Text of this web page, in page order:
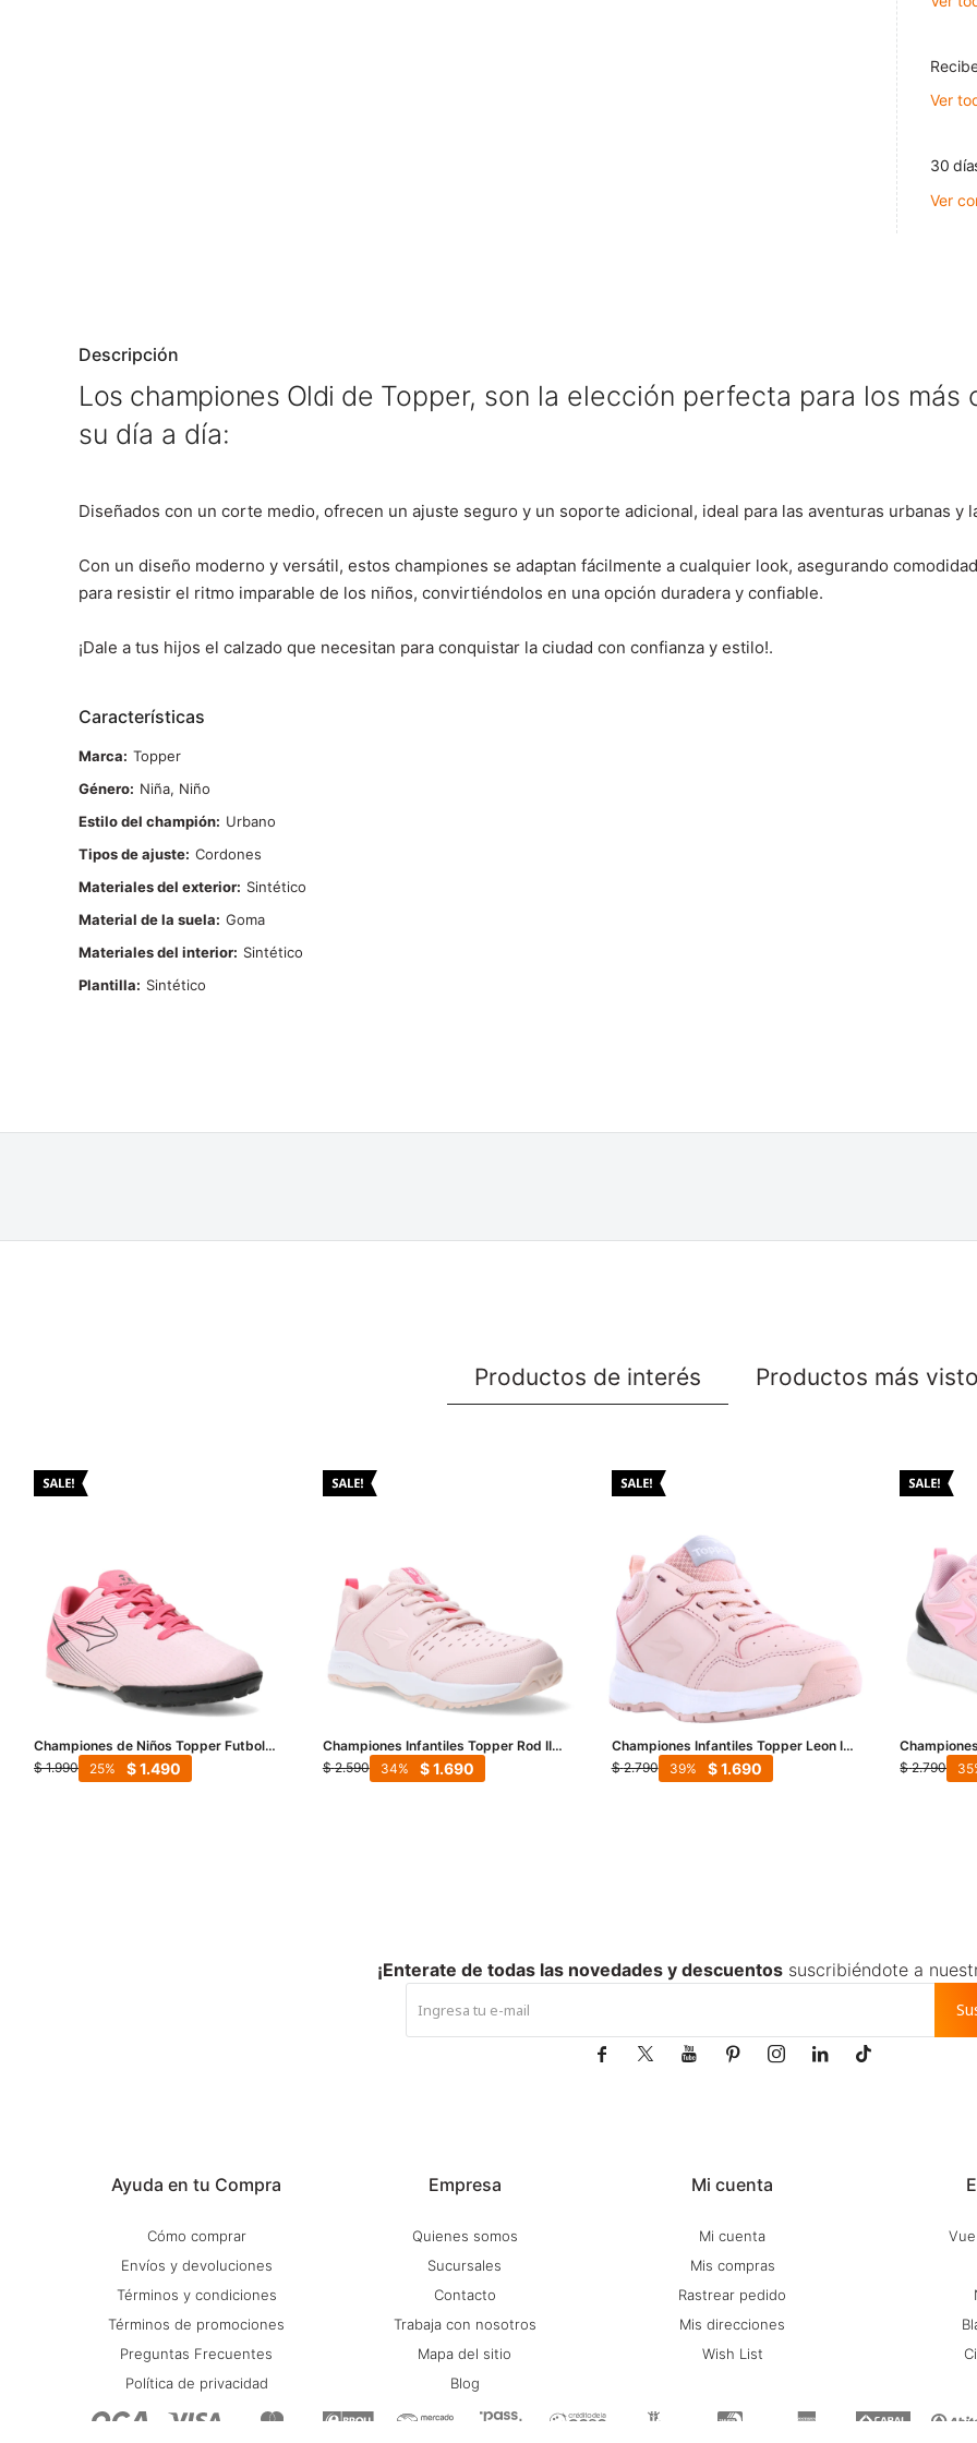
Ver
30
Ver
Descripción
Los championes Oldi de Topper, son la elección perfecta para los más
su día a día:
Diseñados con un corte medio, ofrecen un ajuste seguro y un soporte adicional, ideal para las aventuras urbanas y
Con un diseño moderno y versátil, estos championes se adaptan fácilmente a cualquier look, asegurando
para resistir el ritmo imparable de los niños, convirtiéndolos en una opción duradera y confiable.
¡Dale a tus hijos el calzado que necesitan para conquistar la ciudad con confianza y estilo!.
Características
Marca
Topper
Género
Niña, Niño
Estilo del champión
Urbano
Tipos de ajuste Cordones
Materiales del exterior
Sintético
Material de la suela
Goma
Materiales del interior
Sintético
Plantilla
Sintético
Productos de interés Productos más
Championes de Niños Topper Futbol 5
Stringray Iii Mach 1 - Rosado - Negro
$ 1.990 $1.490
25
Championes Infantiles Topper Rod II
Kids - Rosa - Rosa Coral
$ 2.590 $1.690
34
Championes Infantiles Topper Leon III
Kids - Rosa
$ 2.790 $ 1.690
39
Kids -
$ 2.790 35
Ayuda en tu Compra
Cómo comprar
Envíos y devoluciones
Términos y condiciones
Términos de promociones
Preguntas Frecuentes
Política de privacidad
Empresa
Quienes somos
Sucursales
Contacto
Trabaja con nosotros
Mapa del sitio
Blog
Mi cuenta
Mi cuenta
Mis compras
Rastrear pedido
Mis direcciones
Wish List
¡Enterate de todas las novedades y descuentossuscribiéndote a
      